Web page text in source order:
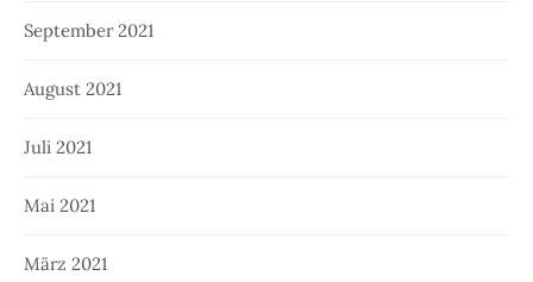
September 2021
August 2021
Juli 2021
Mai 2021
März 2021